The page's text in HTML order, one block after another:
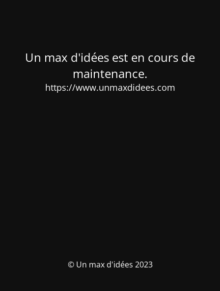
Un max d'idées est en cours de
maintenance.
https://www.unmaxdidees.com
© Un max d'idées 2023